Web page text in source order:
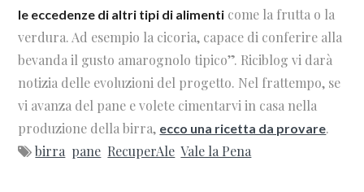
le eccedenze di altri tipi di alimenti come la frutta o la
verdura. Ad esempio la cicoria, capace di conferire alla
bevanda il gusto amarognolo tipico”. Riciblog vi darà
notizia delle evoluzioni del progetto. Nel frattempo, se
vi avanza del pane e volete cimentarvi in casa nella
produzione della birra, ecco una ricetta da provare.
birra pane RecuperAle Vale la Pena